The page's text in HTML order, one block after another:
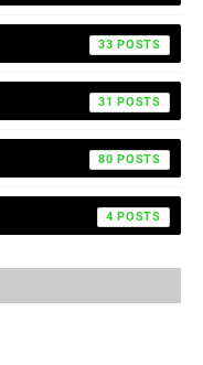
33
31
80
4